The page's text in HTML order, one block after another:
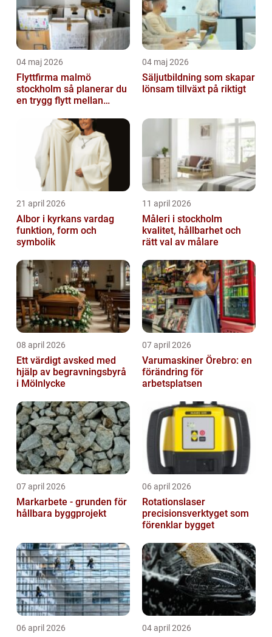
04 maj 2026
Flyttfirma malmö
stockholm så planerar du
en trygg flytt mellan
04 maj 2026
Säljutbildning som skapar
lönsam tillväxt på riktigt
21 april 2026
Albor i kyrkans vardag
funktion, form och
symbolik
11 april 2026
Måleri i stockholm
kvalitet, hållbarhet och
rätt val av målare
08 april 2026
Ett värdigt avsked med
hjälp av begravningsbyrå
i Mölnlycke
07 april 2026
Varumaskiner Örebro: en
förändring för
arbetsplatsen
07 april 2026
Markarbete - grunden för
hållbara byggprojekt
06 april 2026
Rotationslaser
precisionsverktyget som
förenklar bygget
06 april 2026 04 april 2026